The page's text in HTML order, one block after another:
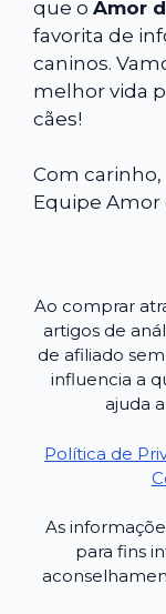
que o Amor
favorita de
caninos.
melhor vida
cães!
Com carinho,
Equipe Amor
Ao comprar
artigos de
de afiliado
influencia a
ajuda
Política de
As
para fins